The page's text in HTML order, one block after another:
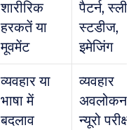
शारीरिक
हरकतें या
मूवमेंट
पैटर्न, स्लीप
स्टडीज,
इमेजिंग
व्यवहार या
भाषा में
बदलाव
व्यवहार
अवलोकन,
न्यूरो